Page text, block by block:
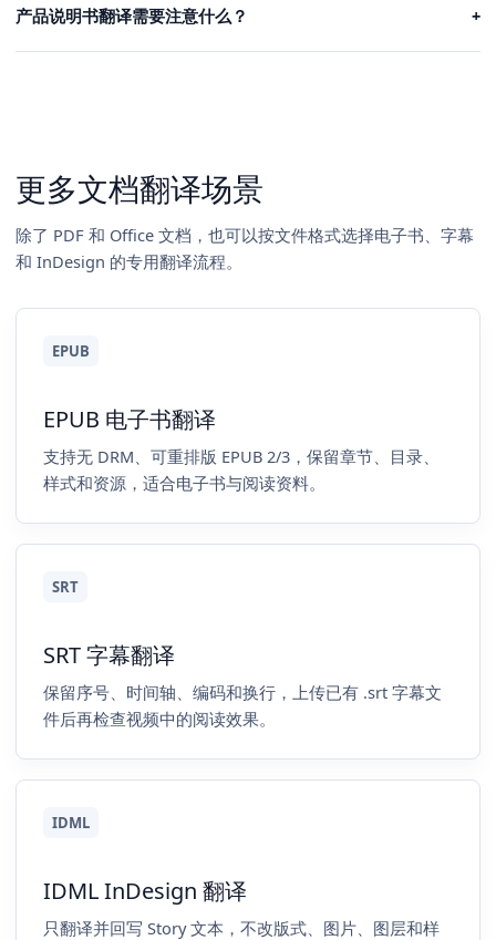
产品说明书翻译需要注意什么？ +
更多文档翻译场景
除了 PDF 和 Office 文档，也可以按文件格式选择电子书、字幕
和 InDesign 的专用翻译流程。
EPUB
EPUB 电子书翻译
支持无 DRM、可重排版 EPUB 2/3，保留章节、目录、
样式和资源，适合电子书与阅读资料。
SRT
SRT 字幕翻译
保留序号、时间轴、编码和换行，上传已有 .srt 字幕文
件后再检查视频中的阅读效果。
IDML
IDML InDesign 翻译
只翻译并回写 Story 文本，不改版式、图片、图层和样